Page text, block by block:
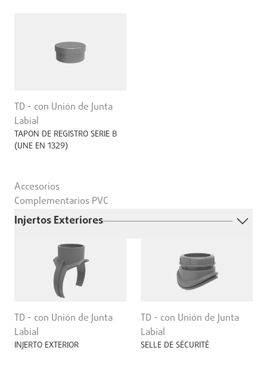
TD - con Unión de Junta
Labial
TAPON DE REGISTRO SERIE B
(UNE EN 1329)
Accesorios
Complementarios PVC
Injertos Exteriores
TD - con Unión de Junta
Labial
INJERTO EXTERIOR
TD - con Unión de Junta
Labial
SELLE DE SÉCURITÉ